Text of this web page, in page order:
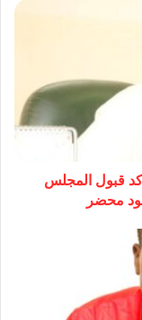
قبول المجلس
محضر